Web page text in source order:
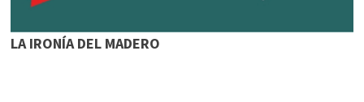
LA IRONÍA DEL MADERO